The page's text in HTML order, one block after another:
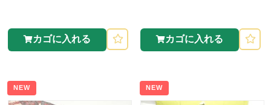
カゴに入れる カゴに入れる
NEW NEW